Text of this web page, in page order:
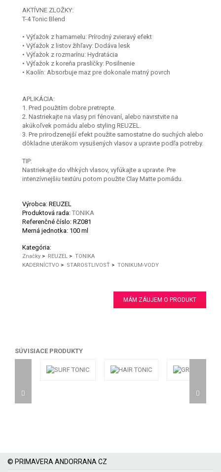
AKTÍVNE ZLOŽKY:
T-4 Tonic Blend
• Výťažok z hamamelu: Prírodný zvieravý efekt
• Výťažok z listov žihľavy: Dodáva lesk
• Výťažok z rozmarínu: Hydratácia
• Výťažok z koreňa prasličky: Posilnenie
• Kaolín: Absorbuje maz pre dokonale matný povrch
APLIKÁCIA:
1. Pred použitím dobre pretrepte.
2. Nastriekajte na vlasy pri fénovaní, alebo navrstvite na
akúkoľvek pomádu alebo styling REUZEL.
3. Pre prirodzenejší efekt použite samostatne do suchých alebo
dôkladne uterákom vysušených vlasov a upravte podľa potreby.
TIP:
Nastriekajte do vlhkých vlasov, vyfúkajte a upravte. Pre
intenzívnejšiu textúru potom použite Clay Matte pomádu.
Výrobca: REUZEL
Produktová rada: TONIKA
Referenčné číslo: RZ081
Merná jednotka: 100 ml
Kategória:
Značky > REUZEL > TONIKA
KADERNÍCTVO > STAROSTLIVOSŤ > TONIKUM-VODY
MÁM ZÁUJEM O PRODUKT
SÚVISIACE PRODUKTY
© PRIMAVERA ANDORRANA CZ